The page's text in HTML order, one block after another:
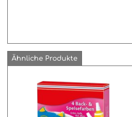
Ähnliche Produkte